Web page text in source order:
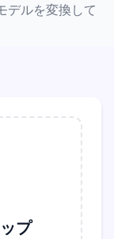
デルを変換して
プ